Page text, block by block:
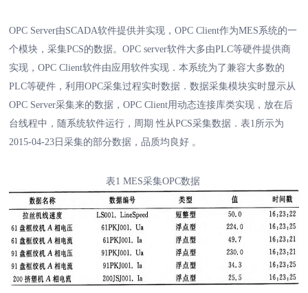
OPC Server由SCADA软件提供并实现，OPC Client作为MES系统的一
个模块，采集PCS的数据。OPC server软件大多由PLC等硬件提供商
实现，OPC Client软件由应用软件实现．本系统为了兼容大多数的
PLC等硬件，利用OPC采集过程实时数据．数据采集模块实时显示从
OPC Server采集来的数据，OPC Client用动态连接库类实现，放在后
台线程中，随系统软件运行，周期 性从PCS采集数据．表1所示为
2015-04-23日采集的部分数据，品质均良好 。
表1 MES采集OPC数据